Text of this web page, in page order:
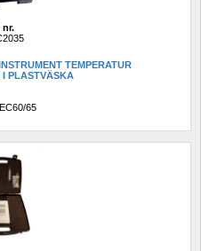
nr.
TEMPERATUR
I PLASTVÄSKA
65